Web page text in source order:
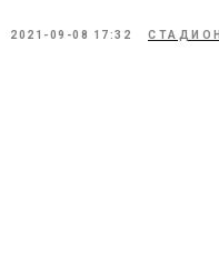
2021-09-08 17:32